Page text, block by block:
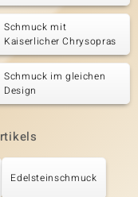
Schmuck mit
Kaiserlicher Chrysopras
Schmuck im gleichen
Design
Edelsteinschmuck